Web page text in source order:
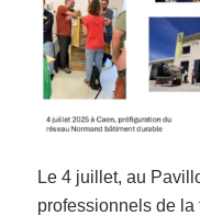
Le 4 juillet, au
professionnels de